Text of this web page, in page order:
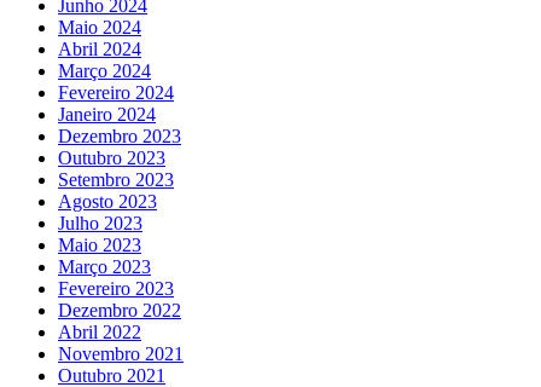
Junho 2024
Maio 2024
Abril 2024
Março 2024
Fevereiro 2024
Janeiro 2024
Dezembro 2023
Outubro 2023
Setembro 2023
Agosto 2023
Julho 2023
Maio 2023
Março 2023
Fevereiro 2023
Dezembro 2022
Abril 2022
Novembro 2021
Outubro 2021